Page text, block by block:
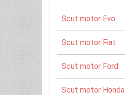
Scut motor Evo
Scut motor Fiat
Scut motor Ford
Scut motor Honda